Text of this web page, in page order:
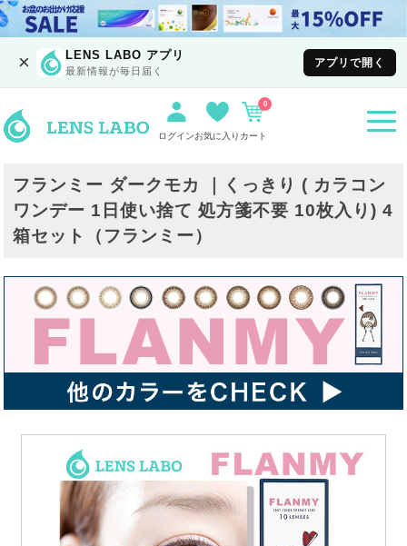
× LENS LABO アプリ
最新情報が毎日届く
アプリで開く
ログインお気に入り カート
0
フランミー ダークモカ ｜くっきり ( カラコン
ワンデー 1日使い捨て 処方箋不要 10枚入り) 4
箱セット（フランミー）